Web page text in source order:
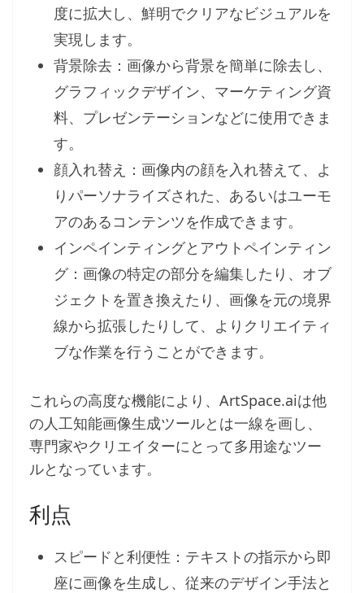
度に拡大し、鮮明でクリアなビジュアルを
実現します。
背景除去：画像から背景を簡単に除去し、
グラフィックデザイン、マーケティング資
料、プレゼンテーションなどに使用できま
す。
顔入れ替え：画像内の顔を入れ替えて、よ
りパーソナライズされた、あるいはユーモ
アのあるコンテンツを作成できます。
インペインティングとアウトペインティン
グ：画像の特定の部分を編集したり、オブ
ジェクトを置き換えたり、画像を元の境界
線から拡張したりして、よりクリエイティ
ブな作業を行うことができます。
これらの高度な機能により、ArtSpace.aiは他
の人工知能画像生成ツールとは一線を画し、
専門家やクリエイターにとって多用途なツー
ルとなっています。
利点
スピードと利便性：テキストの指示から即
座に画像を生成し、従来のデザイン手法と